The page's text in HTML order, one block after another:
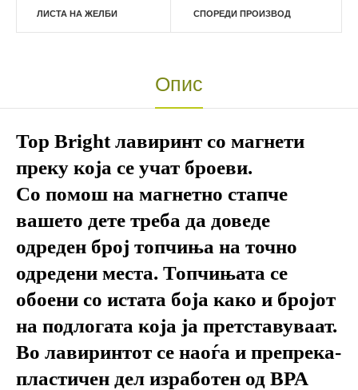
ЛИСТА НА ЖЕЛБИ СПОРЕДИ ПРОИЗВОД
Опис
Top Bright лавиринт со магнети
преку која се учат броеви.
Со помош на магнетно стапче
вашето дете треба да доведе
одреден број топчиња на точно
одредени места. Топчињата се
обоени со истата боја како и бројот
на подлогата која ја претставуваат.
Во лавиринтот се наоѓа и препрека-
пластичен дел изработен од BPA